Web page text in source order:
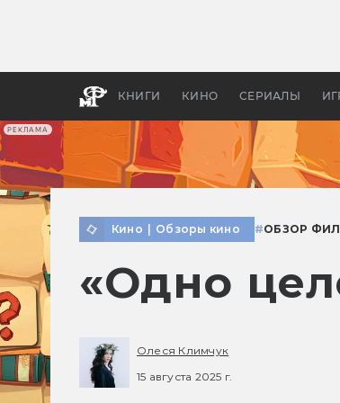
РЕКЛАМА
КНИГИ КИНО СЕРИАЛЫ
Кино Обзоры кино #ОБЗОР
«Одно
Олеся Климчук
15 августа 2025 г.